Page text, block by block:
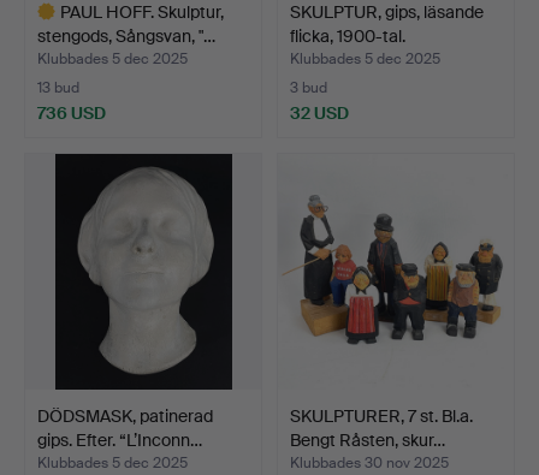
PAUL HOFF. Skulptur,
stengods, Sångsvan, "…
Klubbades 5 dec 2025
13 bud
736 USD
SKULPTUR, gips, läsande
flicka, 1900-tal.
Klubbades 5 dec 2025
3 bud
32 USD
DÖDSMASK, patinerad
gips. Efter. “L’Inconn…
Klubbades 5 dec 2025
SKULPTURER, 7 st. Bl.a.
Bengt Råsten, skur…
Klubbades 30 nov 2025